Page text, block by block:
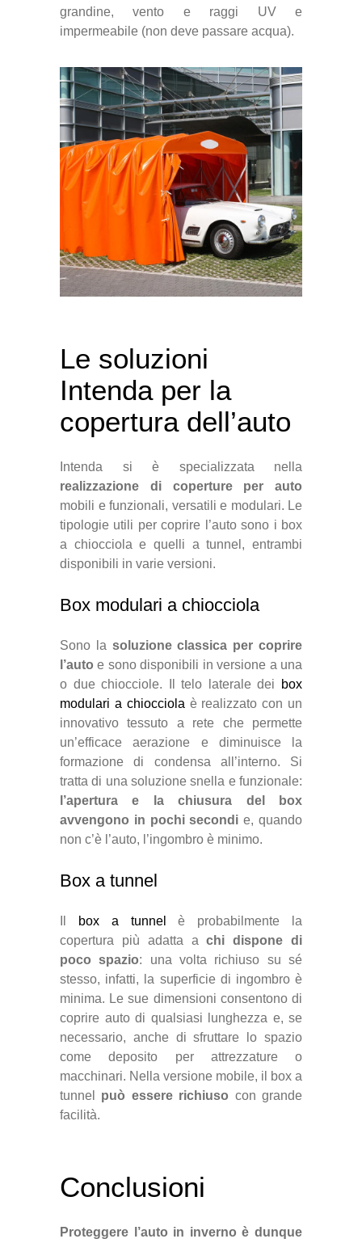
grandine, vento e raggi UV e
impermeabile (non deve passare acqua).
Le soluzioni
Intenda per la
copertura dell’auto
Intenda si è specializzata nella
realizzazione di coperture per auto
mobili e funzionali, versatili e modulari. Le
tipologie utili per coprire l’auto sono i box
a chiocciola e quelli a tunnel, entrambi
disponibili in varie versioni.
Box modulari a chiocciola
Sono la soluzione classica per coprire
l’auto e sono disponibili in versione a una
o due chiocciole. Il telo laterale dei
box
modulari a chiocciola è realizzato con un
innovativo tessuto a rete che permette
un’efficace aerazione e diminuisce la
formazione di condensa all’interno. Si
tratta di una soluzione snella e funzionale:
l’apertura e la chiusura del box
avvengono in pochi secondi e, quando
non c’è l’auto, l’ingombro è minimo.
Box a tunnel
box a tunnel
è probabilmente la
copertura più adatta achi dispone di
poco spazio: una volta richiuso su sé
stesso, infatti, la superficie di ingombro è
minima. Le sue dimensioni consentono di
coprire auto di qualsiasi lunghezza e, se
necessario, anche di sfruttare lo spazio
come deposito per attrezzature o
macchinari. Nella versione mobile, il box a
tunnel può essere richiuso con grande
facilità.
Conclusioni
Proteggere l’auto in inverno è dunque